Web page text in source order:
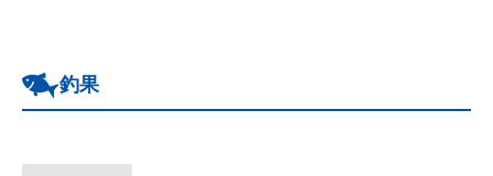
釣果